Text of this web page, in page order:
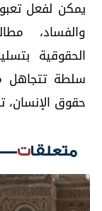
يمكن لفعل
والفساد،
الحقوقية
سلطة تتجاهل
حقوق الإنسان،
متعلقات